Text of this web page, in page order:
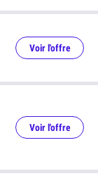
Voir l'offre
Voir l'offre